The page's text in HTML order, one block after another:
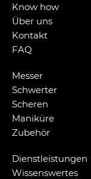
Know how
Über uns
Kontakt
FAQ
Messer
Schwerter
Scheren
Maniküre
Zubehör
Dienstleistungen
Wissenswertes